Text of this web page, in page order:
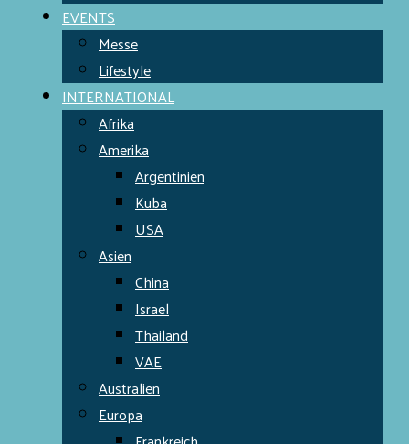
EVENTS
Messe
Lifestyle
INTERNATIONAL
Afrika
Amerika
Argentinien
Kuba
USA
Asien
China
Israel
Thailand
VAE
Australien
Europa